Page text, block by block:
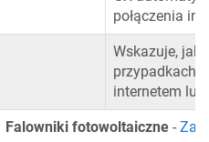
połączenia
Wskazuje, jak
przypadkach,
internetem lub
fotowoltaiczne -